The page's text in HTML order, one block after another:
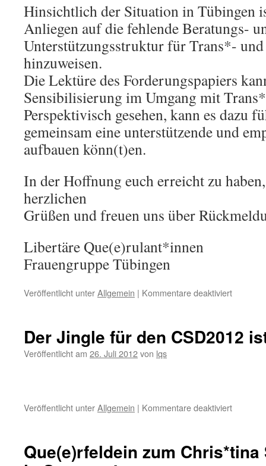
Hinsichtlich der Situation in Tübingen
Anliegen auf die fehlende Beratungs-
Unterstützungsstruktur für Trans*-
hinzuweisen.
Die Lektüre des Forderungspapiers
Sensibilisierung im Umgang mit
Perspektivisch gesehen, kann es dazu
gemeinsam eine unterstützende und
aufbauen könn(t)en.
In der Hoffnung euch erreicht zu
herzlichen
Grüßen und freuen uns über
Libertäre Que(e)rulant*innen
Frauengruppe Tübingen
Veröffentlicht unterAllgemein | Kommentare deaktiviertfür
(TSG)
Der Jingle für den CSD2012
Veröffentlicht am 26. Juli 2012von lqs
Veröffentlicht unterAllgemein | Kommentare deaktiviertfür
den
Que(e)rfeldein zum Chris*tina